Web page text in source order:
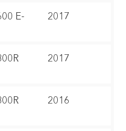
E-
2017
2017
2016